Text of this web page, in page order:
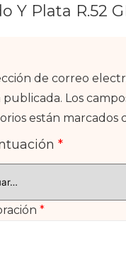
Y Plata R.52
de correo
publicada. Los
están marcados
*
*